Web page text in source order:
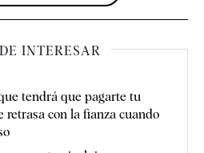
INTERESAR
tendrá que pagarte tu
retrasa con la fianza cuando